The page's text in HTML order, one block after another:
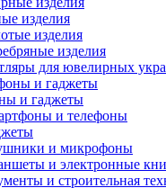
изделия
изделия
изделия
для ювелирных
и гаджеты
и телефоны
и микрофоны
и электронные